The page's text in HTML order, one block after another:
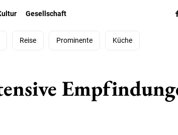
Gesellschaft
Reise Prominente Küche